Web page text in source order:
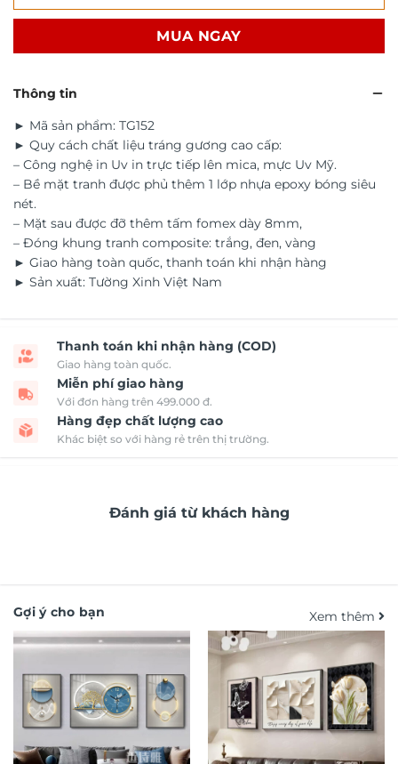
1.950.000 ₫
MUA NGAY
Thông tin
► Mã sản phẩm: TG152
► Quy cách chất liệu tráng gương cao cấp:
– Công nghệ in Uv in trực tiếp lên mica, mực Uv Mỹ.
– Bề mặt tranh được phủ thêm 1 lớp nhựa epoxy bóng siêu
nét.
– Mặt sau được đỡ thêm tấm fomex dày 8mm,
– Đóng khung tranh composite: trắng, đen, vàng
► Giao hàng toàn quốc, thanh toán khi nhận hàng
► Sản xuất: Tường Xinh Việt Nam
Thanh toán khi nhận hàng (COD)
Giao hàng toàn quốc.
Miễn phí giao hàng
Với đơn hàng trên 499.000 đ.
Hàng đẹp chất lượng cao
Khác biệt so với hàng rẻ trên thị trường.
Đánh giá từ khách hàng
Gợi ý cho bạn Xem thêm